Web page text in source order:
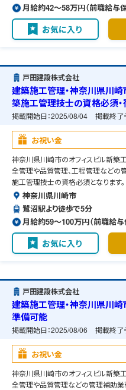
月給約42〜58万円（前職給与保
お気に入り
戸田建設株式会社
建築施工管理・神奈川県川崎
築施工管理技士の資格必須
掲載開始日：2025/08/04 掲載終了
お祝い金
神奈川県川崎市のオフィスビル新築
全管理や品質管理、工程管理などの
施工管理技士の資格必須となります。
神奈川県川崎市
鷺沼駅より徒歩で5分
月給約59〜100万円（前職給与
お気に入り
戸田建設株式会社
建築施工管理・神奈川県川崎
準備可能
掲載開始日：2025/08/06 掲載終了
お祝い金
神奈川県川崎市のオフィスビル新築
全管理や品質管理などの管理補助業